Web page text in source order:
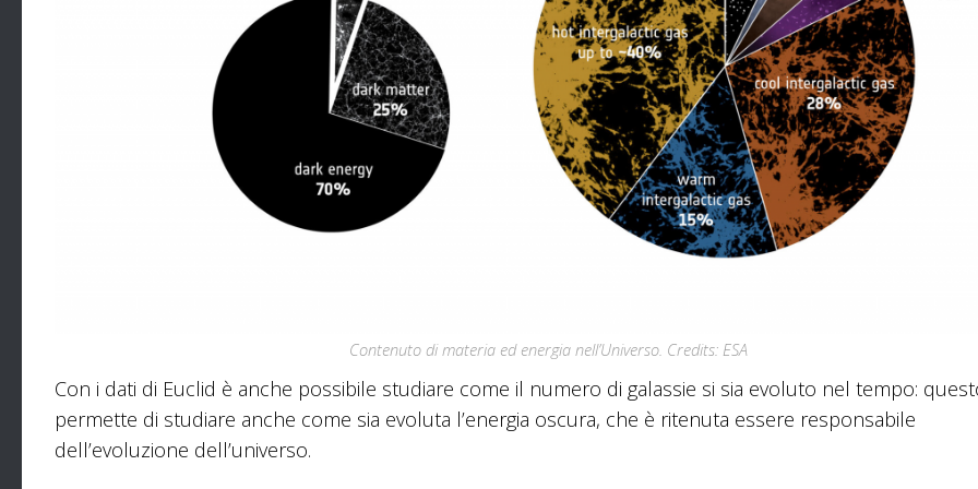
Contenuto di materia ed energia nell’Universo. Credits: ESA
Con i dati di Euclid è anche possibile studiare come il numero di galassie si sia evoluto nel tempo:
permette di studiare anche come sia evoluta l’energia oscura, che è ritenuta essere responsabile
dell’evoluzione dell’universo.